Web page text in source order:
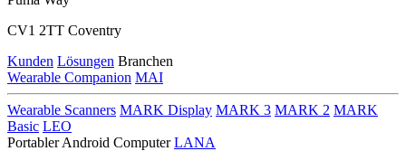
CV1 2TT Coventry
Kunden Lösungen Branchen
Wearable Companion MAI
Wearable Scanners MARK Display MARK 3 MARK 2 MARK
Basic LEO
Portabler Android Computer LANA